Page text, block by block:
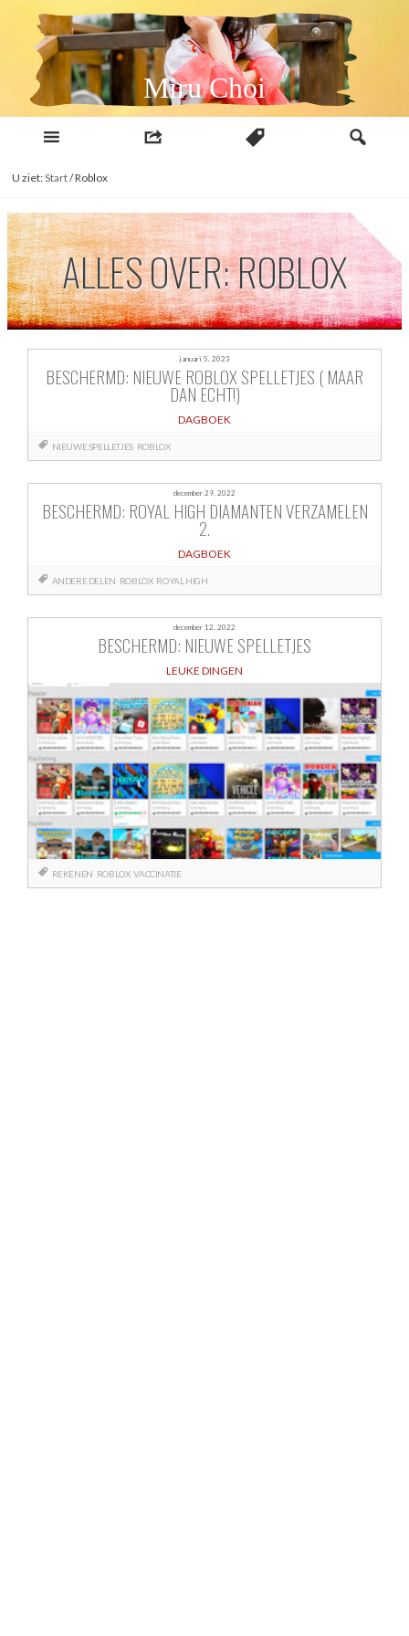
inhoud
Miru Choi
U ziet:Start/Roblox
ALLES OVER: ROBLOX
januari 5, 2023
BESCHERMD: NIEUWE ROBLOX SPELLETJES ( MAAR
DAN ECHT!)
DAGBOEK
NIEUWE SPELLETJES ROBLOX
december 29, 2022
BESCHERMD: ROYAL HIGH DIAMANTEN VERZAMELEN
2.
DAGBOEK
ANDERE DELEN ROBLOX ROYAL HIGH
december 12, 2022
BESCHERMD: NIEUWE SPELLETJES
LEUKE DINGEN
REKENEN ROBLOX VACCINATIE